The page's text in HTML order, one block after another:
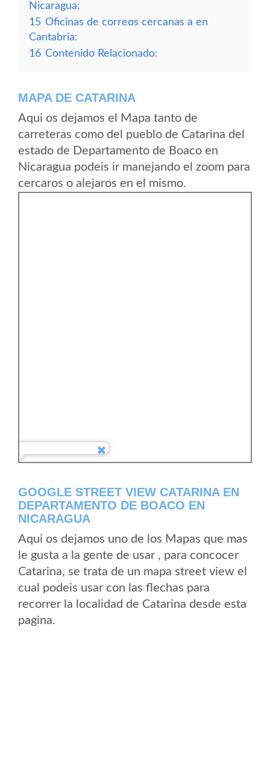
Nicaragua:
15 Oficinas de correos cercanas a en
Cantabria:
16 Contenido Relacionado:
MAPA DE CATARINA
Aqui os dejamos el Mapa tanto de
carreteras como del pueblo de Catarina del
estado de Departamento de Boaco en
Nicaragua podeis ir manejando el zoom para
cercaros o alejaros en el mismo.
GOOGLE STREET VIEW CATARINA EN
DEPARTAMENTO DE BOACO EN
NICARAGUA
Aqui os dejamos uno de los Mapas que mas
le gusta a la gente de usar , para concocer
Catarina, se trata de un mapa street view el
cual podeis usar con las flechas para
recorrer la localidad de Catarina desde esta
pagina.